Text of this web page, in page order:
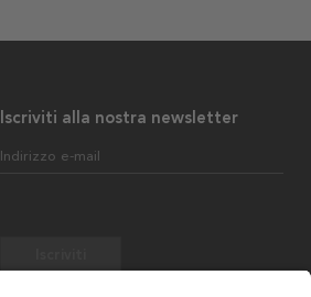
Iscriviti alla nostra newsletter
Indirizzo e-mail